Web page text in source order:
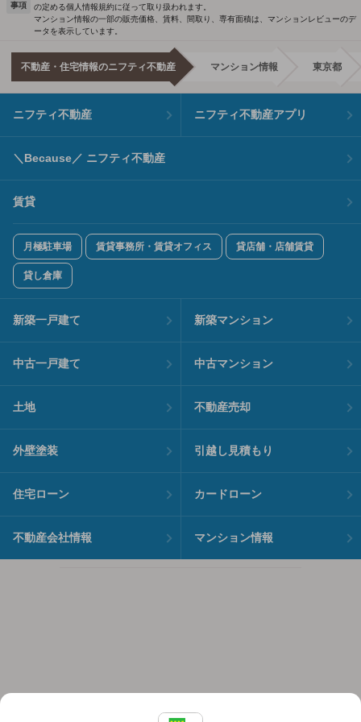
事項
の定める個人情報規約に従って取り扱われます。
マンション情報の一部の販売価格、賃料、間取り、専有面積は、マンションレビューのデ
ータを表示しています。
不動産・住宅情報のニフティ不動産 マンション情報 東京都
ニフティ不動産 ニフティ不動産アプリ
＼Because／ ニフティ不動産
賃貸
月極駐車場 賃貸事務所・賃貸オフィス 貸店舗・店舗賃貸
貸し倉庫
新築一戸建て 新築マンション
中古一戸建て 中古マンション
土地 不動産売却
外壁塗装 引越し見積もり
住宅ローン カードローン
不動産会社情報 マンション情報